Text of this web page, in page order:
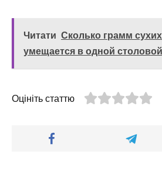
Читати Сколько грамм
умещается в одной
Оцініть статтю